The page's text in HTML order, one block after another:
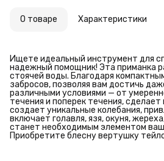
О товаре Характеристики
Ищете идеальный инструмент для
надежный помощник! Эта приманка
стоячей воды. Благодаря
забросов, позволяя вам достичь
различными условиями — от
течения и поперек течения,
создает уникальные колебания,
включает голавля, язя, окуня,
станет необходимым элементом
Приобретите блесну вертушку